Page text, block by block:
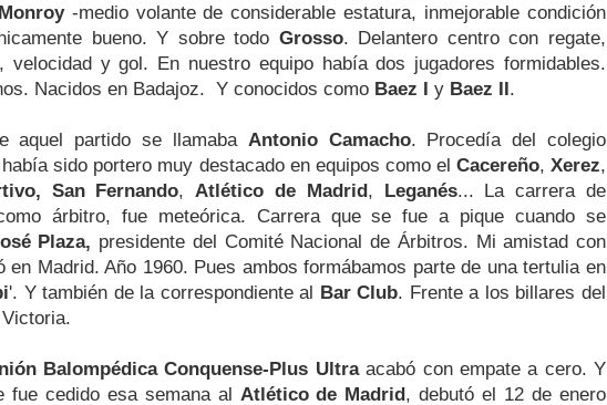
Monroy-medio volante de considerable estatura, inmejorable condición
bueno. Y sobre todo Grosso. Delantero centro con regate,
velocidad y gol. En nuestro equipo había dos jugadores formidables.
Nacidos en Badajoz. Y conocidos como Baez I y Baez II.
aquel partido se llamaba Antonio Camacho. Procedía del colegio
sido portero muy destacado en equipos como el Cacereño,Xerez,
San Fernando, Atlético de Madrid, Leganés... La carrera de
árbitro, fue meteórica. Carrera que se fue a pique cuando se
Plaza, presidente del Comité Nacional de Árbitros. Mi amistad con
en Madrid. Año 1960. Pues ambos formábamos parte de una tertulia en
'. Y también de la correspondiente al Bar Club. Frente a los billares del
Balompédica Conquense-Plus Ultraacabó con empate a cero. Y
fue cedido esa semana al Atlético de Madrid, debutó el 12 de enero